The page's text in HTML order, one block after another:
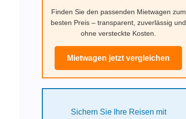
Finden Sie den passenden Mietwagen zum
besten Preis – transparent, zuverlässig und
ohne versteckte Kosten.
Mietwagen jetzt vergleichen
Sichern Sie Ihre Reisen mit